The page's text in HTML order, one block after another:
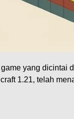
yang dicintai
1.21, telah